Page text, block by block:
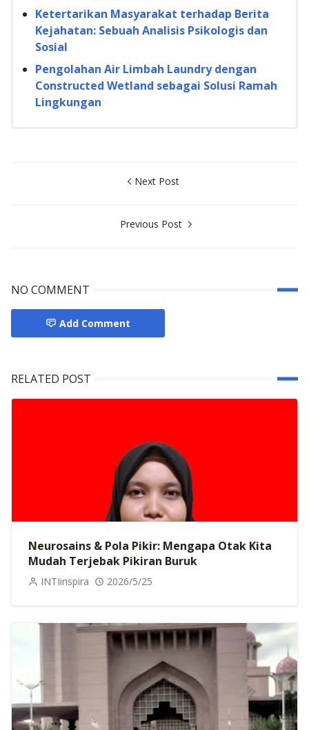
Ketertarikan Masyarakat terhadap Berita
Kejahatan: Sebuah Analisis Psikologis dan
Sosial
Pengolahan Air Limbah Laundry dengan
Constructed Wetland sebagai Solusi Ramah
Lingkungan
Next Post
Previous Post
NO COMMENT
Add Comment
RELATED POST
Neurosains & Pola Pikir: Mengapa Otak Kita
Mudah Terjebak Pikiran Buruk
INTIinspira 2026/5/25